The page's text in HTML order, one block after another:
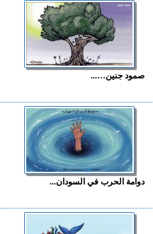
صمود جنين…...
دوامة الحرب في السودان...